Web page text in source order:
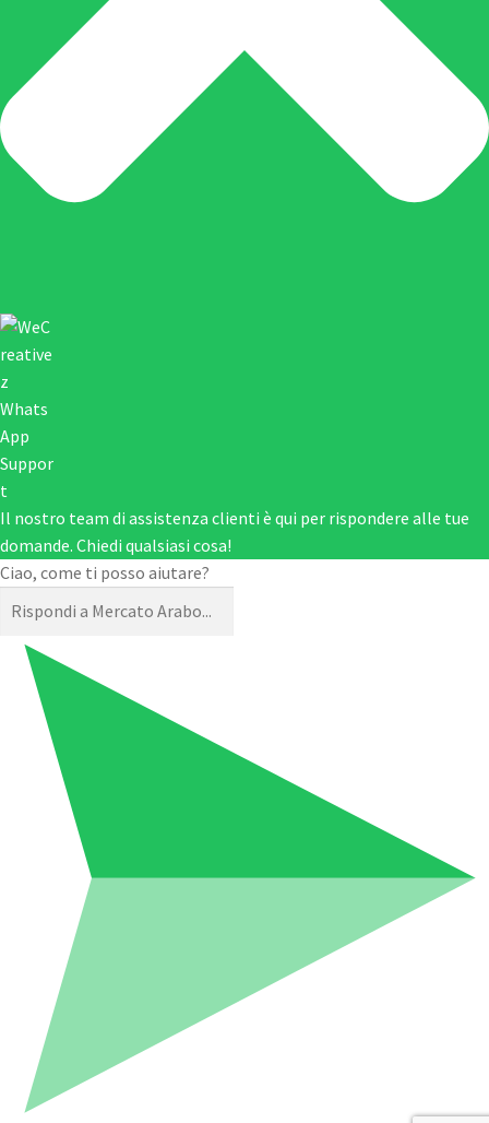
Il nostro team di assistenza clienti è qui per rispondere alle tue
domande. Chiedi qualsiasi cosa!
Ciao, come ti posso aiutare?